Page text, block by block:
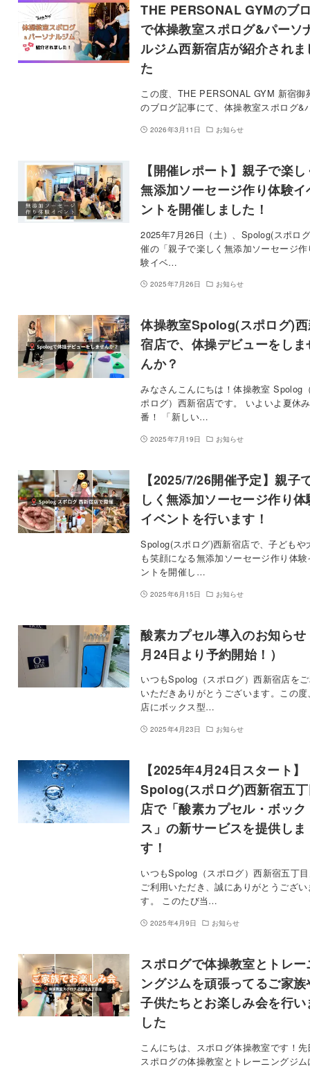
THE PERSONAL GYMのブ
で体操教室スポログ&パーソ
ルジム西新宿店が紹介されま
た
この度、THE PERSONAL GYM 新宿御
のブログ記事にて、体操教室スポログ
2026年3月11日 お知らせ
【開催レポート】親子で楽し
無添加ソーセージ作り体験イ
ントを開催しました！
2025年7月26日（土）、Spolog(スポロ
催の「親子で楽しく無添加ソーセージ作
験イベ…
2025年7月26日 お知らせ
体操教室Spolog(スポログ)
宿店で、体操デビューをしま
んか？
みなさんこんにちは！体操教室 Spolog
ポログ）西新宿店です。 いよいよ夏休
番！ 「新しい…
2025年7月19日 お知らせ
【2025/7/26開催予定】親子
しく無添加ソーセージ作り体
イベントを行います！
Spolog(スポログ)西新宿店で、子どもや
も笑顔になる無添加ソーセージ作り体
ントを開催し…
2025年6月15日 お知らせ
酸素カプセル導入のお知らせ
月24日より予約開始！）
いつもSpolog（スポログ）西新宿店を
いただきありがとうございます。この度
店にボックス型…
2025年4月23日 お知らせ
【2025年4月24日スタート】
Spolog(スポログ)西新宿五
店で「酸素カプセル・ボック
ス」の新サービスを提供しま
す！
いつもSpolog（スポログ）西新宿五丁
ご利用いただき、誠にありがとうござい
す。 このたび当…
2025年4月9日 お知らせ
スポログで体操教室とトレー
ングジムを頑張ってるご家族
子供たちとお楽しみ会を行い
した
こんにちは、スポログ体操教室です！
スポログの体操教室とトレーニングジ